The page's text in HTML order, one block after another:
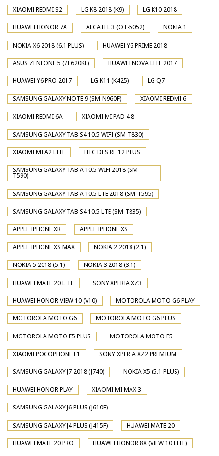
XIAOMI REDMI S2 LG K8 2018 (K9) LG K10 2018
HUAWEI HONOR 7A ALCATEL 3 (OT-5052) NOKIA 1
NOKIA X6 2018 (6.1 PLUS) HUAWEI Y6 PRIME 2018
ASUS ZENFONE 5 (ZE620KL) HUAWEI NOVA LITE 2017
HUAWEI Y6 PRO 2017 LG K11 (K425) LG Q7
SAMSUNG GALAXY NOTE 9 (SM-N960F) XIAOMI REDMI 6
XIAOMI REDMI 6A XIAOMI MI PAD 4 8
SAMSUNG GALAXY TAB S4 10.5 WIFI (SM-T830)
XIAOMI MI A2 LITE HTC DESIRE 12 PLUS
SAMSUNG GALAXY TAB A 10.5 WIFI 2018 (SM-
T590)
SAMSUNG GALAXY TAB A 10.5 LTE 2018 (SM-T595)
SAMSUNG GALAXY TAB S4 10.5 LTE (SM-T835)
APPLE IPHONE XR APPLE IPHONE XS
APPLE IPHONE XS MAX NOKIA 2 2018 (2.1)
NOKIA 5 2018 (5.1) NOKIA 3 2018 (3.1)
HUAWEI MATE 20 LITE SONY XPERIA XZ3
HUAWEI HONOR VIEW 10 (V10) MOTOROLA MOTO G6 PLAY
MOTOROLA MOTO G6 MOTOROLA MOTO G6 PLUS
MOTOROLA MOTO E5 PLUS MOTOROLA MOTO E5
XIAOMI POCOPHONE F1 SONY XPERIA XZ2 PREMIUM
SAMSUNG GALAXY J7 2018 (J740) NOKIA X5 (5.1 PLUS)
HUAWEI HONOR PLAY XIAOMI MI MAX 3
SAMSUNG GALAXY J6 PLUS (J610F)
SAMSUNG GALAXY J4 PLUS (J415F) HUAWEI MATE 20
HUAWEI MATE 20 PRO HUAWEI HONOR 8X (VIEW 10 LITE)